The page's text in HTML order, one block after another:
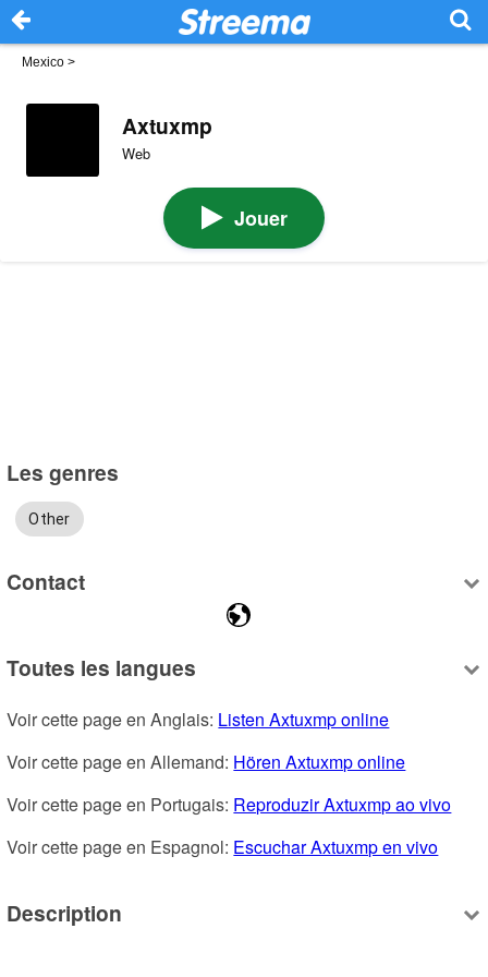
Mexico >
Axtuxmp
Web
Jouer
Les genres
Other
Contact
Toutes les langues
Voir cette page en Anglais: Listen Axtuxmp online
Voir cette page en Allemand: Hören Axtuxmp online
Voir cette page en Portugais: Reproduzir Axtuxmp ao vivo
Voir cette page en Espagnol: Escuchar Axtuxmp en vivo
Description